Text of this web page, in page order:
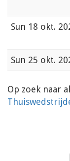
Sun 18 okt.
Sun 25 okt.
Op zoek naar